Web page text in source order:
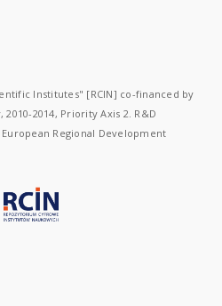
Institutes" [RCIN] co-financed by
2014, Priority Axis 2. R&D
Regional Development